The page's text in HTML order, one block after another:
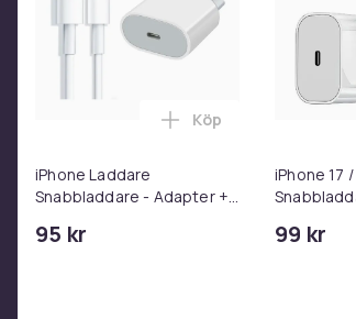
iPhone Laddare
Snabbladdare - Adapter +
C 2m
95 kr
Lägg till iPhone
Köp
iPhone 17 /
99 kr